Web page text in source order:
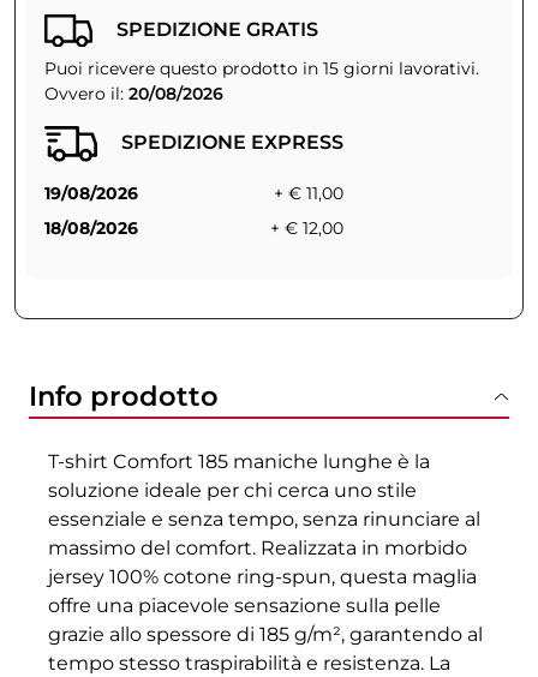
SPEDIZIONE GRATIS
Puoi ricevere questo prodotto in 15 giorni lavorativi.
Ovvero il: 20/08/2026
SPEDIZIONE EXPRESS
19/08/2026
+ € 11,00
18/08/2026
+ € 12,00
Info prodotto
T-shirt Comfort 185 maniche lunghe è la
soluzione ideale per chi cerca uno stile
essenziale e senza tempo, senza rinunciare al
massimo del comfort. Realizzata in morbido
jersey 100% cotone ring-spun, questa maglia
offre una piacevole sensazione sulla pelle
grazie allo spessore di 185 g/m², garantendo al
tempo stesso traspirabilità e resistenza. La